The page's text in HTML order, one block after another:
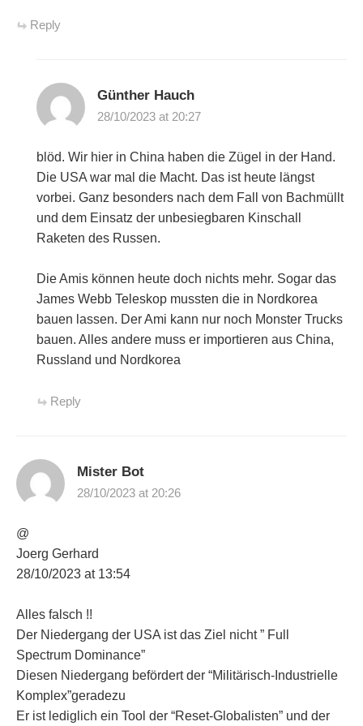
Reply
Günther Hauch
28/10/2023 at 20:27
blöd. Wir hier in China haben die Zügel in der Hand.
Die USA war mal die Macht. Das ist heute längst
vorbei. Ganz besonders nach dem Fall von Bachmüllt
und dem Einsatz der unbesiegbaren Kinschall
Raketen des Russen.
Die Amis können heute doch nichts mehr. Sogar das
James Webb Teleskop mussten die in Nordkorea
bauen lassen. Der Ami kann nur noch Monster Trucks
bauen. Alles andere muss er importieren aus China,
Russland und Nordkorea
Reply
Mister Bot
28/10/2023 at 20:26
@
Joerg Gerhard
28/10/2023 at 13:54
Alles falsch !!
Der Niedergang der USA ist das Ziel nicht ” Full
Spectrum Dominance”
Diesen Niedergang befördert der “Militärisch-Industrielle
Komplex”geradezu
Er ist lediglich ein Tool der “Reset-Globalisten” und der